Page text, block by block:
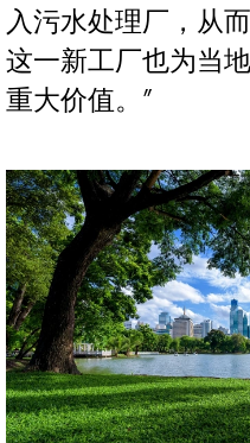
入污水处理厂，从
这一新工厂也为当
重大价值。”